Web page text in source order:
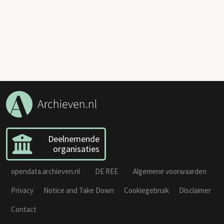
Deelnemende
organisaties
opendata.archieven.nl DE REE
Algemene voorwaarden
Privacy
Notice and Take Down Cookiegebruik
Disclaimer
Contact